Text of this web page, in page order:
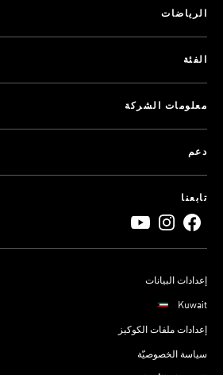
الرياضات
الفئة
معلومات الشركة
دعم
تابعنا
إعدادات البيانات
Kuwait
إعدادات ملفات الكوكيز
سياسة الخصوصيّة